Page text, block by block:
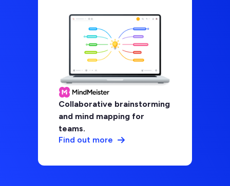
Collaborative brainstorming
and mind mapping for
teams.
Find out more